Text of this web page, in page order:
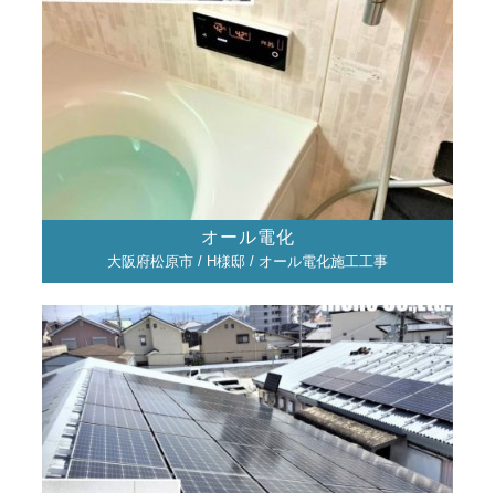
オール電化
大阪府松原市 / H様邸 / オール電化施工工事